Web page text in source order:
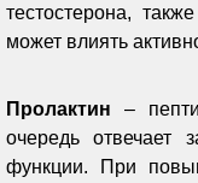
тестостерона,
может влиять
Пролактин –
очередь отвечает
функции. При